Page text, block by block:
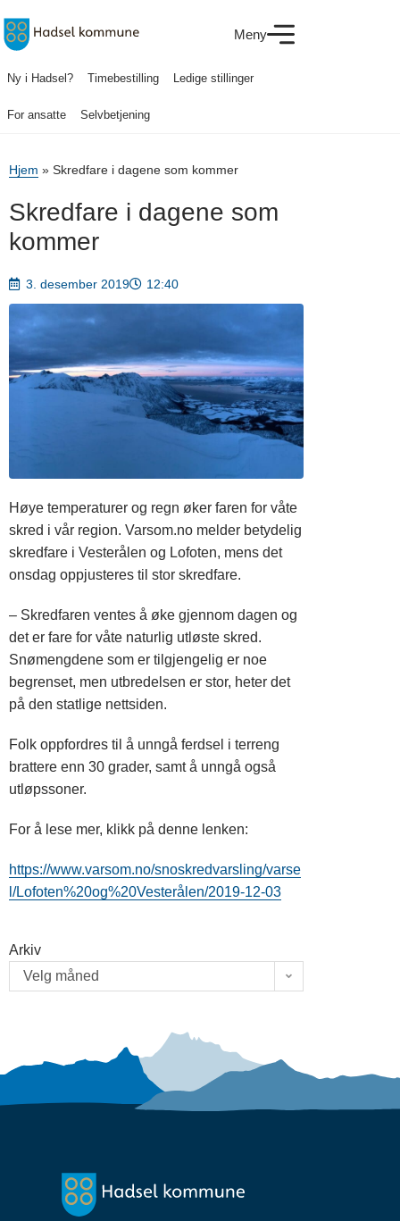
Meny
Ny i Hadsel? Timebestilling Ledige stillinger
For ansatte Selvbetjening
Hjem » Skredfare i dagene som kommer
Skredfare i dagene som
kommer
3. desember 2019 12:40
Høye temperaturer og regn øker faren for våte
skred i vår region. Varsom.no melder betydelig
skredfare i Vesterålen og Lofoten, mens det
onsdag oppjusteres til stor skredfare.
– Skredfaren ventes å øke gjennom dagen og
det er fare for våte naturlig utløste skred.
Snømengdene som er tilgjengelig er noe
begrenset, men utbredelsen er stor, heter det
på den statlige nettsiden.
Folk oppfordres til å unngå ferdsel i terreng
brattere enn 30 grader, samt å unngå også
utløpssoner.
For å lese mer, klikk på denne lenken:
https://www.varsom.no/snoskredvarsling/varse
l/Lofoten%20og%20Vesterålen/2019-12-03
Arkiv
Velg måned